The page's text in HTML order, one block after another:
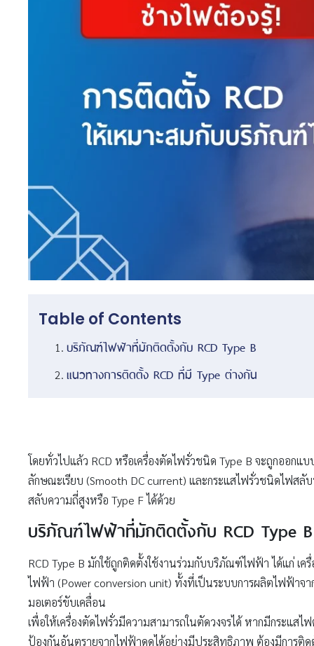
Table of Contents
บริภัณฑ์ไฟฟ้าที่มักติดตั้งกับ RCD Type B
แนวทางการติดตั้ง RCD ที่มี Type ต่างกัน
โดยทั่วไปแล้ว RCD หรือเครื่องตัดไฟรั่วชนิด Type B จะถูกออก
ลักษณะเรียบ (Smooth DC current) และกระแสไฟรั่วชนิดไฟส
สลับความถี่สูงหรือ Type F ได้ด้วย
บริภัณฑ์ไฟฟ้าที่มักติดตั้งกับ RCD Type B
RCD Type B มักใช้ถูกติดตั้งใช้งานร่วมกับบริภัณฑ์ไฟฟ้า ได้แก่ เ
ไฟฟ้า (Power conversion unit) ทั้งที่เป็นระบบการผลิตไฟฟ้าจ
มอเตอร์ขับเคลื่อน
เพื่อให้เครื่องตัดไฟรั่วมีความสามารถในตัดวงจรได้ หากมีกระแส
ป้องกันอันตรายจากไฟฟ้าดูดได้อย่างมีประสิทธิภาพ ต้องมีการติ